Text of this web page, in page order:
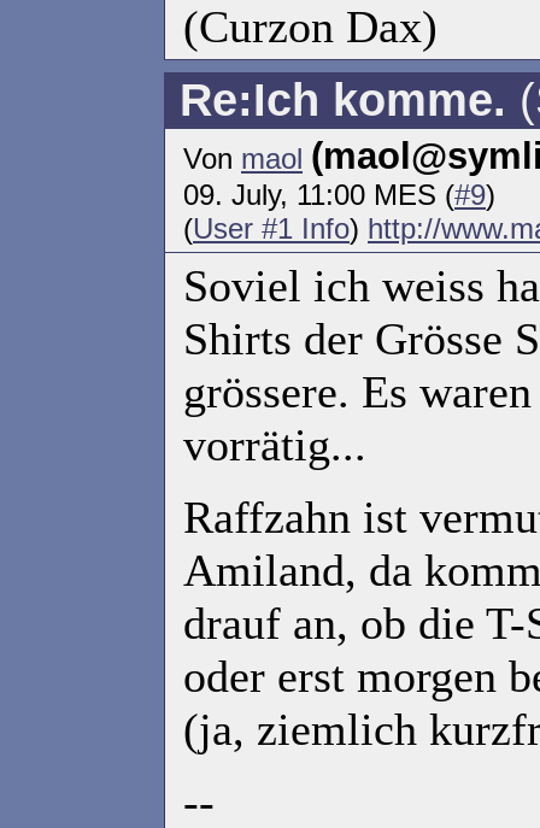
(Curzon Dax)
Re:Ich komme.
Von maol
09. July, 11:00 MES (#9)
(User #1 Info) http://
Soviel ich weiss
Shirts der Grösse
grössere. Es
vorrätig...
Raffzahn ist
Amiland, da
drauf an, ob die
oder erst morgen
(ja, ziemlich
--